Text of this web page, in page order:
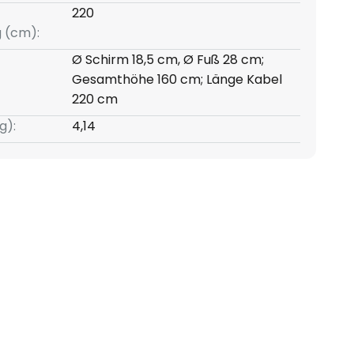
(cm):
220
Ø Schirm 18,5 cm, Ø Fuß 28 cm;
Gesamthöhe 160 cm; Länge Kabel
220 cm
4,14